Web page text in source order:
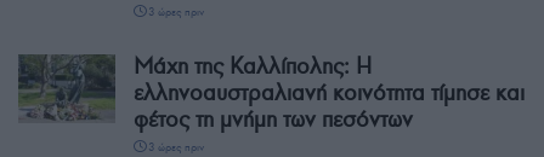
3 ώρες πριν
Μάχη της Καλλίπολης: Η
ελληνοαυστραλιανή κοινότητα τίμησε και
φέτος τη μνήμη των πεσόντων
3 ώρες πριν